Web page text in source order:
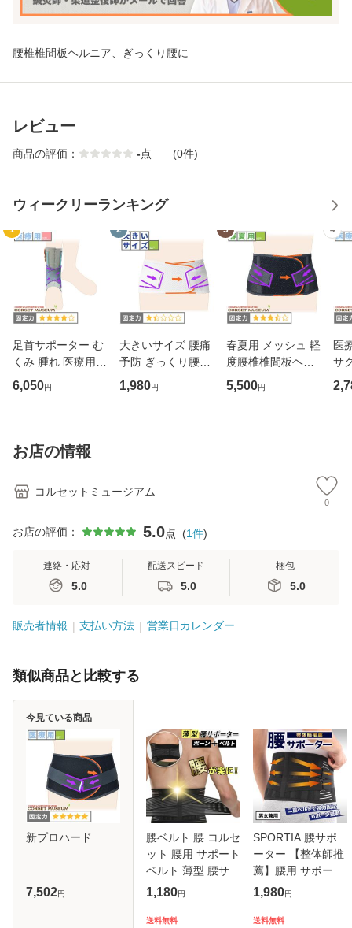
腰椎椎間板ヘルニア、ぎっくり腰に
レビュー
商品の評価： -点 (0件)
ウィークリーランキング
1
足首サポーター む
くみ 腫れ 医療用
アンクルソフト
6,050円
2
大きいサイズ 腰痛
予防 ぎっくり腰｜
マックスベルトme
2(3L・4L・5Lサイ
1,980円
3
春夏用 メッシュ 軽
度腰椎椎間板ヘル
ニア｜ガード・メ
ッシュA
5,500円
4
医
サ
お店の情報
コルセットミュージアム
0
お店の評価： 5.0点 (1件)
連絡・応対
5.0
配送スピード
5.0
梱包
5.0
販売者情報 支払い方法 営業日カレンダー
類似商品と比較する
新プロハード
7,502円
今見ている商品
腰ベルト 腰 コルセ
ット 腰用 サポート
ベルト 薄型 腰サポ
ーター 薄い 腰サポ
トサポーター 腰の
1,180円
送料無料
SPORTIA 腰サポ
ーター 【整体師推
薦】腰用 サポート
ベルト 腰楽 コルセ
コルセット 腰椎ベ
1,980円
送料無料